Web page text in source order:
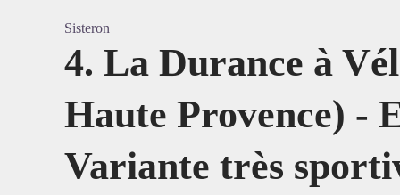
Sisteron
4. La Durance à
Haute Provence) -
Variante très